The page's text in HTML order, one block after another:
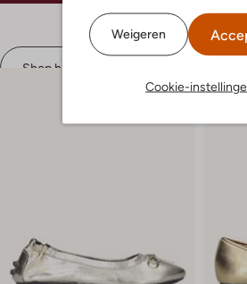
Weigeren
Cookie-
Shop hier
+